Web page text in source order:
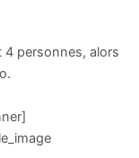
4 personnes, alors